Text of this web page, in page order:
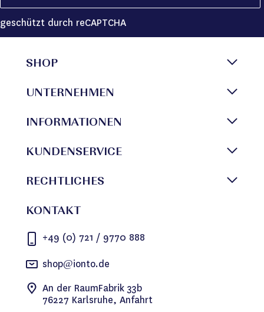
geschützt durch reCAPTCHA
SHOP
UNTERNEHMEN
INFORMATIONEN
KUNDENSERVICE
RECHTLICHES
KONTAKT
+49 (0) 721 / 9770 888
shop@ionto.de
An der RaumFabrik 33b
76227 Karlsruhe, Anfahrt